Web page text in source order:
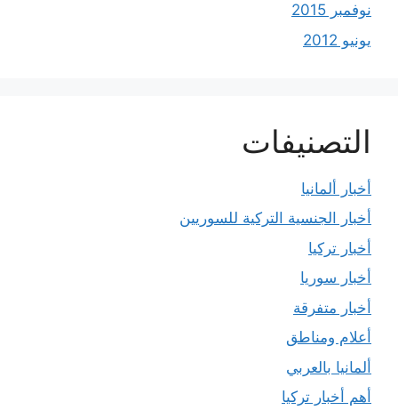
نوفمبر 2015
يونيو 2012
التصنيفات
أخبار ألمانيا
أخبار الجنسية التركية للسوريين
أخبار تركيا
أخبار سوريا
أخبار متفرقة
أعلام ومناطق
ألمانيا بالعربي
أهم أخبار تركيا